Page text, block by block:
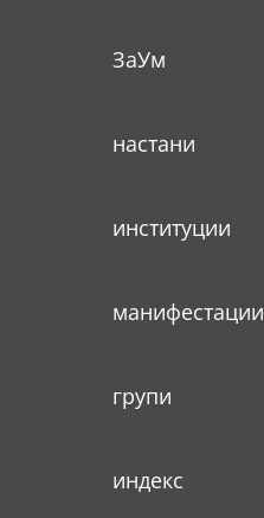
ЗаУм
настани
институции
манифестации
групи
индекс